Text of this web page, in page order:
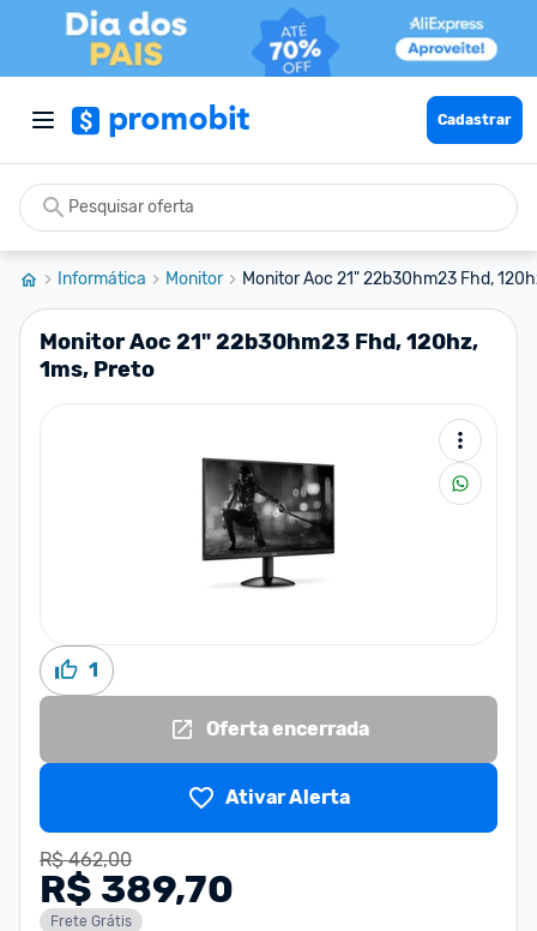
Cadastrar
Informática Monitor Monitor Aoc 21" 22b30hm23 Fhd,
Monitor Aoc 21" 22b30hm23 Fhd, 120hz,
1ms, Preto
1
Oferta encerrada
Ativar Alerta
R$ 462,00
R$ 389,70
Frete Grátis